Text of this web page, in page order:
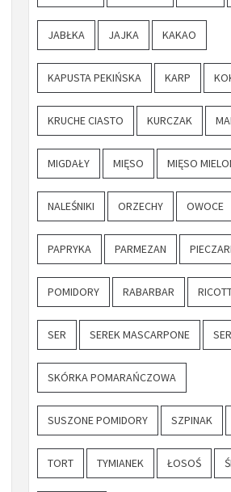
JABŁKA JAJKA KAKAO
KAPUSTA PEKIŃSKA KARP
KRUCHE CIASTO KURCZAK
MIGDAŁY MIĘSO MIĘSO
NALEŚNIKI ORZECHY OWOCE
PAPRYKA PARMEZAN
POMIDORY RABARBAR
SER SEREK MASCARPONE
SKÓRKA POMARAŃCZOWA
SUSZONE POMIDORY SZPINAK
TORT TYMIANEK ŁOSOŚ